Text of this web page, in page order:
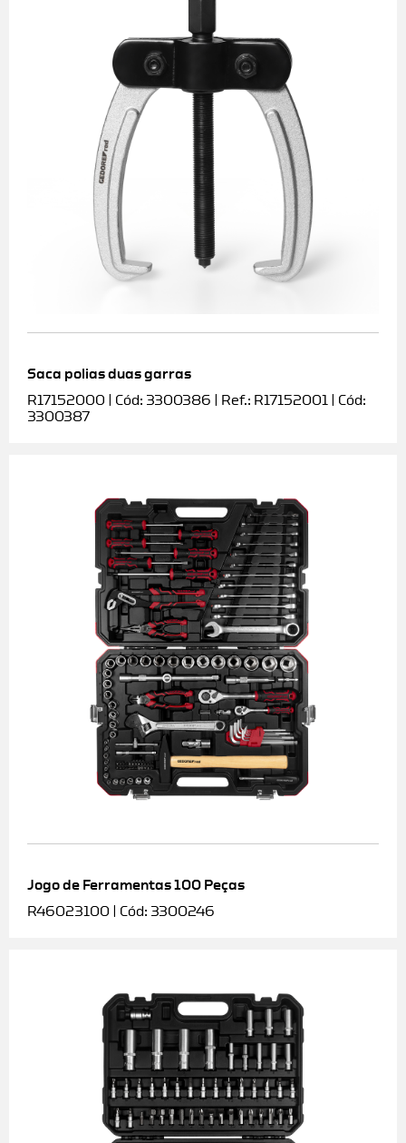
Saca polias duas garras
R17152000 | Cód: 3300386 | Ref.: R17152001 | Cód:
3300387
Jogo de Ferramentas 100 Peças
R46023100 | Cód: 3300246